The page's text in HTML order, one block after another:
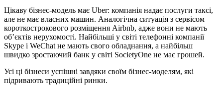
Цікаву бізнес-модель має Uber: компанія надає послуги таксі,
але не має власних машин. Аналогічна ситуація з сервісом
короткострокового розміщення Airbnb, адже вони не мають
об’єктів нерухомості. Найбільші у світі телефонні компанії
Skype і WeChat не мають свого обладнання, а найбільш
швидко зростаючий банк у світі SocietyOne не має грошей.
Усі ці бізнеси успішні завдяки своїм бізнес-моделям, які
підривають традиційні ринки.